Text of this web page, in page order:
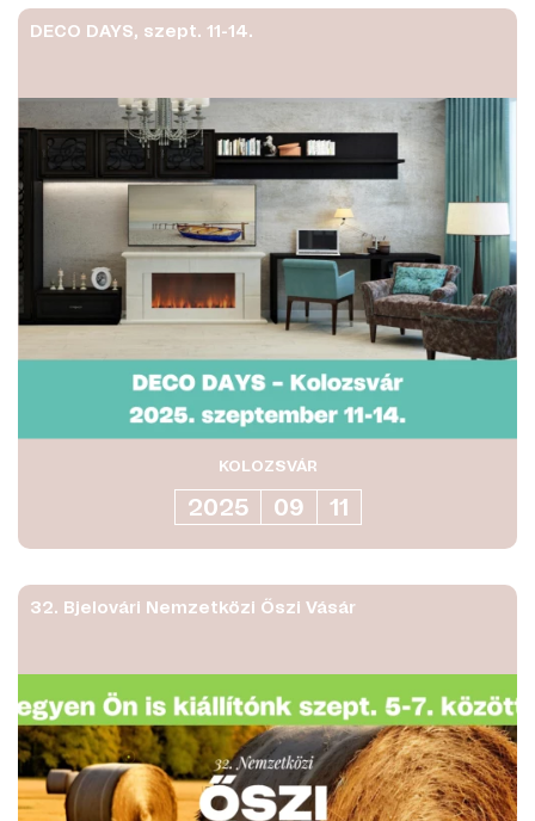
DECO DAYS, szept. 11-14.
KOLOZSVÁR
2025 09 11
32. Bjelovári Nemzetközi Őszi Vásár